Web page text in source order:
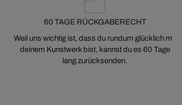
60 TAGE RÜCKGABERECHT
Weil uns wichtig ist, dass du rundum glücklich mit
deinem Kunstwerk bist, kannst du es 60 Tage
lang zurücksenden.